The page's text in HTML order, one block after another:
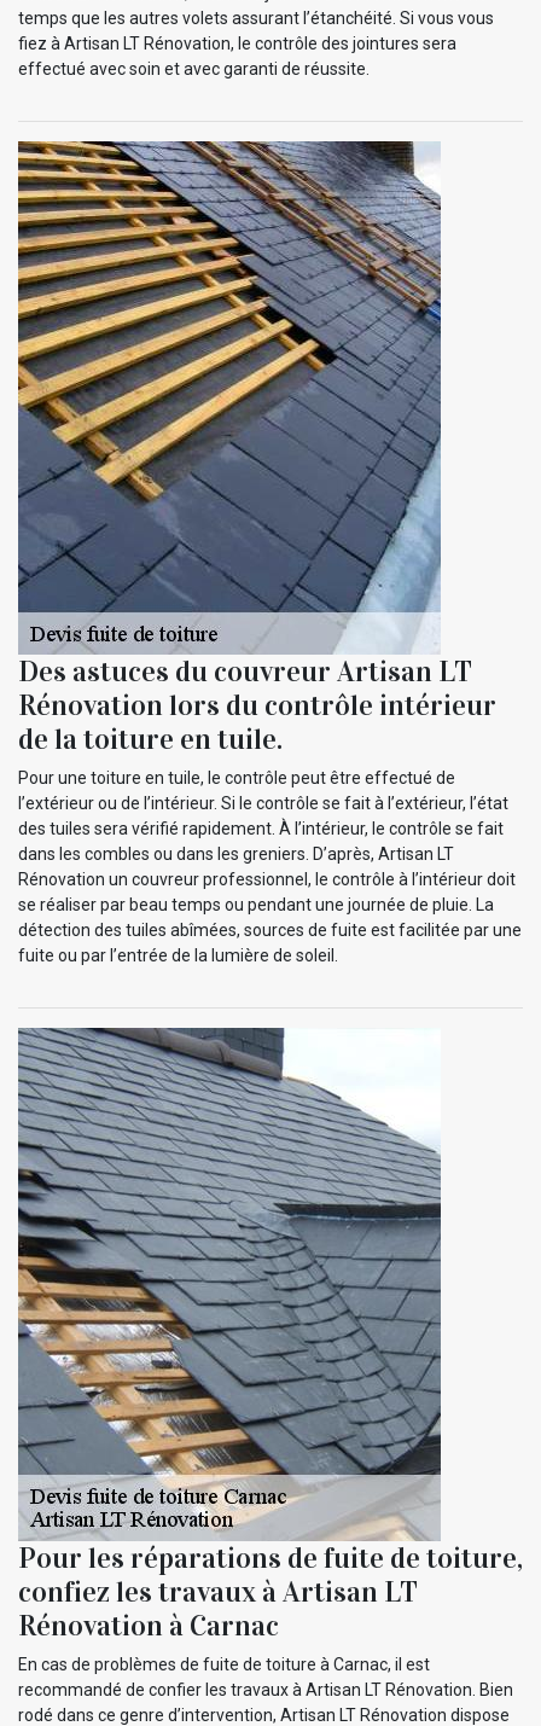
temps que les autres volets assurant l’étanchéité. Si vous vous
fiez à Artisan LT Rénovation, le contrôle des jointures sera
effectué avec soin et avec garanti de réussite.
Des astuces du couvreur Artisan LT
Rénovation lors du contrôle intérieur
de la toiture en tuile.
Pour une toiture en tuile, le contrôle peut être effectué de
l’extérieur ou de l’intérieur. Si le contrôle se fait à l’extérieur, l’état
des tuiles sera vérifié rapidement. À l’intérieur, le contrôle se fait
dans les combles ou dans les greniers. D’après, Artisan LT
Rénovation un couvreur professionnel, le contrôle à l’intérieur doit
se réaliser par beau temps ou pendant une journée de pluie. La
détection des tuiles abîmées, sources de fuite est facilitée par une
fuite ou par l’entrée de la lumière de soleil.
Pour les réparations de fuite de toiture,
confiez les travaux à Artisan LT
Rénovation à Carnac
En cas de problèmes de fuite de toiture à Carnac, il est
recommandé de confier les travaux à Artisan LT Rénovation. Bien
rodé dans ce genre d’intervention, Artisan LT Rénovation dispose